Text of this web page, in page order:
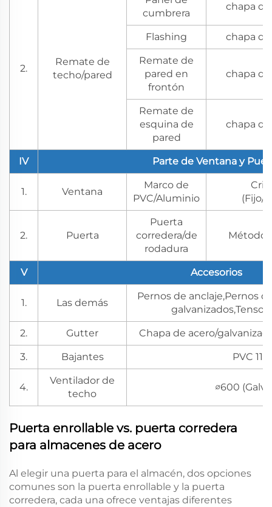
2.
Remate de
techo/pared
cumbrera
chapa
Flashing chapa
Remate de
pared en
frontón
chapa
Remate de
esquina de
pared
chapa
IV Parte de Ventana y
1. Ventana
Marco de
PVC/Aluminio
(Fijo/
2. Puerta
Puerta
corredera/de
rodadura
Método
V Accesorios
1. Las demás
Pernos de anclaje,Pernos
2. Gutter Chapa de acero/
3. Bajantes PVC
4.
Ventilador de
techo
∅600
Puerta enrollable vs. puerta corredera
para almacenes de acero
Al elegir una puerta para el almacén, dos opciones
comunes son la puerta enrollable y la puerta
corredera, cada una ofrece ventajas diferentes